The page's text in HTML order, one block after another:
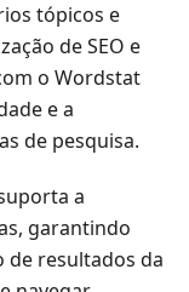
tópicos e
de SEO e
o Wordstat
e a
de pesquisa.
a
garantindo
de resultados da